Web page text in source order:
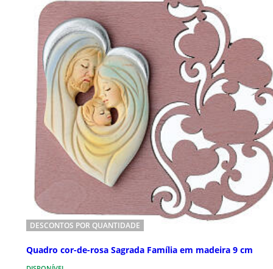
DESCONTOS POR QUANTIDADE
Quadro cor-de-rosa Sagrada Família em madeira 9 cm